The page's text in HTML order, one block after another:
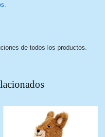
de todos los productos.